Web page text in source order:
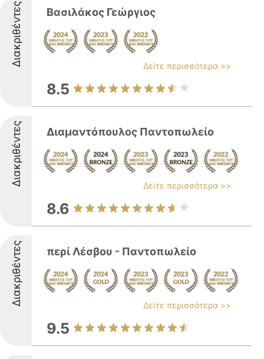
Διακριθέντες Βασιλάκος Γεώργιος
Δείτε περισσότερα >>
8.5
Διακριθέντες Διαμαντόπουλος Παντοπωλείο
Δείτε περισσότερα >>
8.6
Διακριθέντες περί Λέσβου - Παντοπωλείο
Δείτε περισσότερα >>
9.5